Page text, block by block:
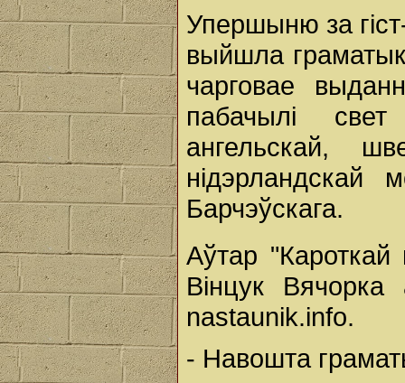
Упершыню за
выйшла
чарговае
пабачылі
ангельскай,
нідэрландскай
Барчэўскага.
Аўтар "Кароткай
Вінцук Вячорка
nastaunik.info.
- Навошта